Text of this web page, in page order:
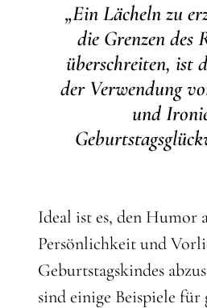
„Ein Lächeln zu
die Grenzen des
überschreiten, ist
der Verwendung
und
Ideal ist es, den Humor
Persönlichkeit und
Geburtstagskindes
sind einige Beispiele für